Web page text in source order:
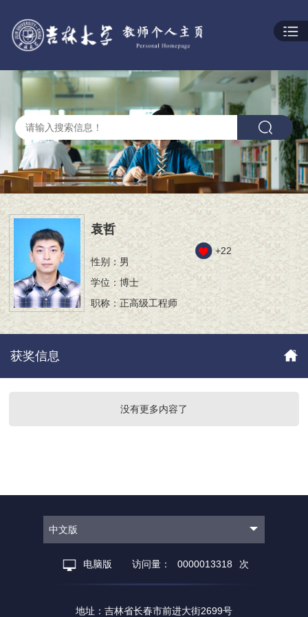
袁哲
性别：男
学位：博士
职称：正高级工程师
+22
获奖信息
没有更多内容了
中文版
电脑版 访问量： 0000013318 次
地址：吉林省长春市前进大街2699号